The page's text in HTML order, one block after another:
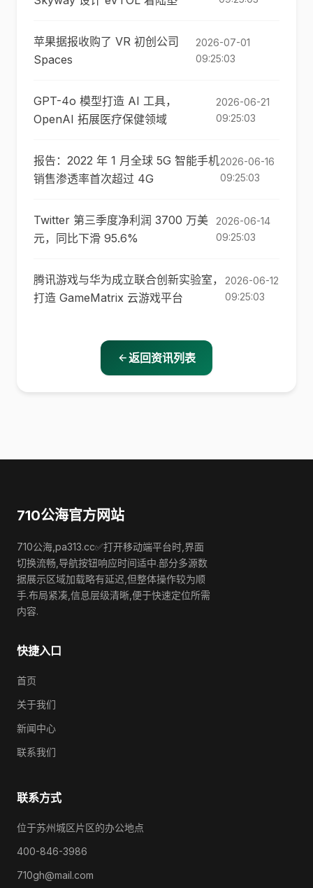
苹果据报收购了 VR 初创公司
Spaces
2026-07-01
09:25:03
GPT-4o 模型打造 AI 工具，
OpenAI 拓展医疗保健领域
2026-06-21
09:25:03
报告：2022 年 1 月全球 5G 智能手机
销售渗透率首次超过 4G
2026-06-16
09:25:03
Twitter 第三季度净利润 3700 万美
元，同比下滑 95.6%
2026-06-14
09:25:03
腾讯游戏与华为成立联合创新实验室，
打造 GameMatrix 云游戏平台
2026-06-12
09:25:03
返回资讯列表
710公海官方网站
710公海,pa313.cc✅打开移动端平台时,界面
切换流畅,导航按钮响应时间适中.部分多源数
据展示区域加载略有延迟,但整体操作较为顺
手.布局紧凑,信息层级清晰,便于快速定位所需
内容.
快捷入口
首页
关于我们
新闻中心
联系我们
联系方式
位于苏州城区片区的办公地点
400-846-3986
710gh@mail.com